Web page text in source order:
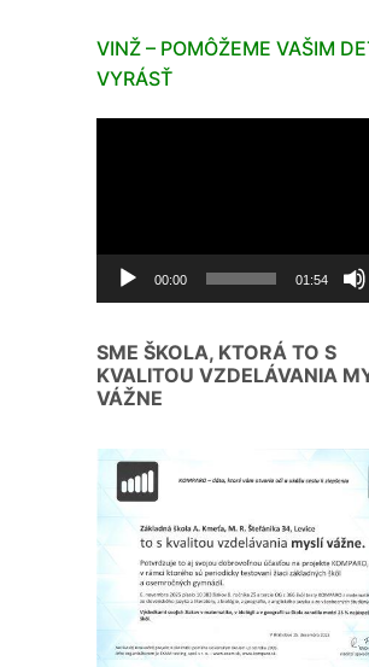
VINŽ – POMÔŽEME VAŠIM
VYRÁSŤ
00:00 01:54
SME ŠKOLA, KTORÁ TO S
KVALITOU VZDELÁVANIA
VÁŽNE